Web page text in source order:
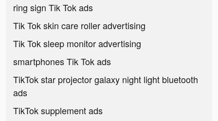
ring sign Tik Tok ads
Tik Tok skin care roller advertising
Tik Tok sleep monitor advertising
smartphones Tik Tok ads
TikTok star projector galaxy night light bluetooth
ads
TikTok supplement ads